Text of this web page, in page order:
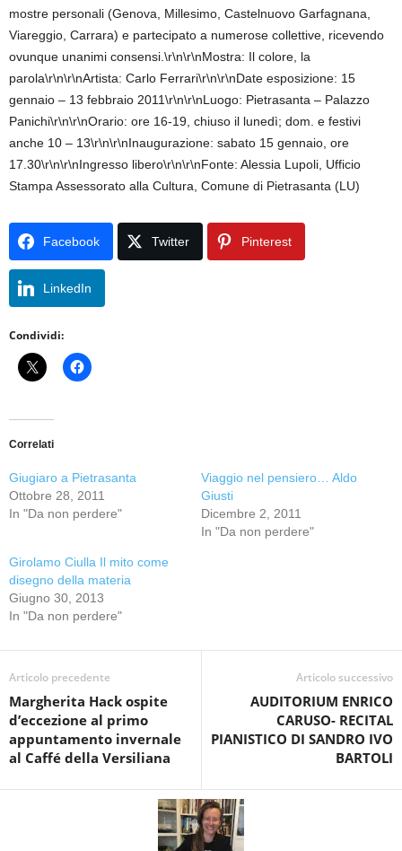
mostre personali (Genova, Millesimo, Castelnuovo Garfagnana,
Viareggio, Carrara) e partecipato a numerose collettive, ricevendo
ovunque unanimi consensi.\r\n\r\nMostra: Il colore, la
parola\r\n\r\nArtista: Carlo Ferrari\r\n\r\nDate esposizione: 15
gennaio – 13 febbraio 2011\r\n\r\nLuogo: Pietrasanta – Palazzo
Panichi\r\n\r\nOrario: ore 16-19, chiuso il lunedì; dom. e festivi
anche 10 – 13\r\n\r\nInaugurazione: sabato 15 gennaio, ore
17.30\r\n\r\nIngresso libero\r\n\r\nFonte: Alessia Lupoli, Ufficio
Stampa Assessorato alla Cultura, Comune di Pietrasanta (LU)
Facebook Twitter Pinterest
LinkedIn
Condividi:
Correlati
Giugiaro a Pietrasanta
Ottobre 28, 2011
In "Da non perdere"
Viaggio nel pensiero… Aldo
Giusti
Dicembre 2, 2011
In "Da non perdere"
Girolamo Ciulla Il mito come
disegno della materia
Giugno 30, 2013
In "Da non perdere"
Articolo precedente
Margherita Hack ospite
d’eccezione al primo
appuntamento invernale
al Caffé della Versiliana
Articolo successivo
AUDITORIUM ENRICO
CARUSO- RECITAL
PIANISTICO DI SANDRO IVO
BARTOLI